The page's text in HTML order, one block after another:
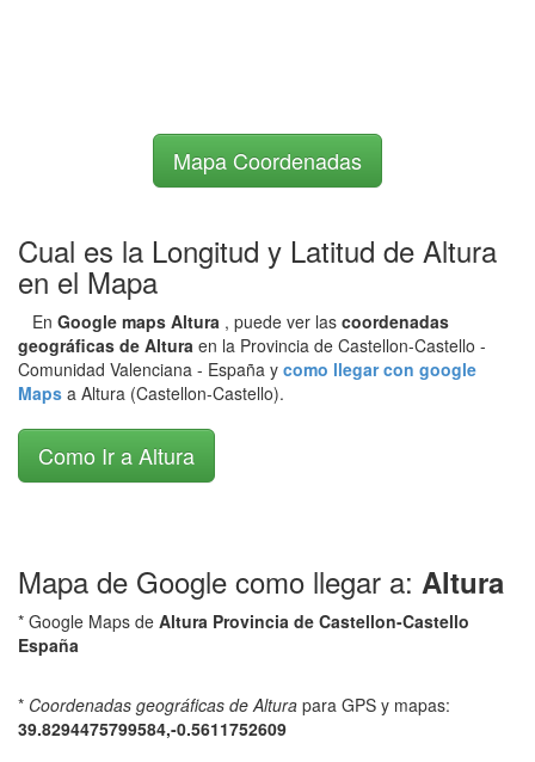
Mapa Coordenadas
Cual es la Longitud y Latitud de Altura
en el Mapa
En Google maps Altura , puede ver las coordenadas
geográficas de Altura en la Provincia de Castellon-Castello -
Comunidad Valenciana - España y como llegar con google
Maps a Altura (Castellon-Castello).
Como Ir a Altura
Mapa de Google como llegar a: Altura
* Google Maps de Altura Provincia de Castellon-Castello
España
* Coordenadas geográficas de Altura para GPS y mapas:
39.8294475799584,-0.5611752609